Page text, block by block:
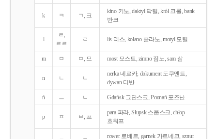
k ㅋ ㄱ, 크
kino 키노, daktyl 닥틸, król 크룰, bank
반크
l
ㄹ,
ㄹㄹ
ㄹ lis 리스, kolano 콜라노, motyl 모틸
m ㅁ ㅁ, 므 most 모스트, zimno 짐노, sam 삼
n ㄴ ㄴ
nerka 네르카, dokument 도쿠멘트,
dywan 디반
ń ㅡ ㄴ Gdańsk 그단스크, Poznań 포즈난
p ㅍ ㅂ, 프
para 파라, Słupsk 스웁스크, chłop
흐워프
rower 로베르, garnek 가르네크, sznur